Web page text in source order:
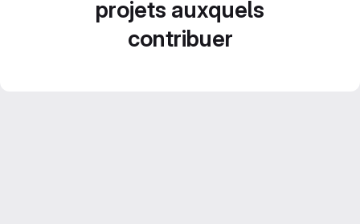
projets auxquels
contribuer